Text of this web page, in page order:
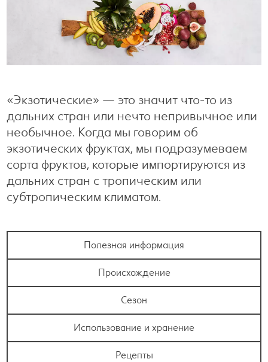
Готовим с удовольствием
Свободное время
«Экзотические» — это значит что-то из
дальних стран или нечто непривычное или
необычное. Когда мы говорим об
экзотических фруктах, мы подразумеваем
сорта фруктов, которые импортируются из
дальних стран с тропическим или
субтропическим климатом.
Полезная информация
Происхождение
Сезон
Использование и хранение
Рецепты